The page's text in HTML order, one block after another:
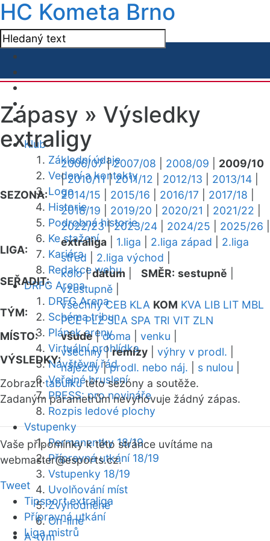
HC Kometa Brno
Klub
Základní údaje
Vedení a kontakty
Logo
Historie
Podrobná historie
Ke stažení
Kariéra
Redakce webu
DRFG Arena
DRFG Arena
Schéma tribun
Plánek areny
Virtuální prohlídka
Návštěvní řád
Veřejné bruslení
PRESS: pro novináře
Rozpis ledové plochy
Vstupenky
Permanentky 18/19
Přípravná utkání 18/19
Vstupenky 18/19
Uvolňování míst
Zvýhodněné
On-line
A-tým
Zápasy » Výsledky
extraligy
SEZONA:
2006/07|2007/08 2008/09
2009/10
|2010/11|2011/12 2012/13 2013/14
2014/15
2015/16 2016/17 2017/18
2018/19
2019/20 2020/21 2021/22
2022/23|2023/24 2024/25 2025/26
LIGA:
extraliga 1.liga 2.liga západ
2.liga
střed
2.liga východ
SEŘADIT:
kolo|datum SMĚR: sestupně
vzestupně
TÝM:
všechny CEB KLA KOM KVA LIB LIT MBL
PCE PLZ SLA SPA TRI VIT ZLN
MÍSTO:
všude|doma venku
VÝSLEDKY:
všechny|remízy výhry v prodl.
nájezdy|prodl. nebo náj. s nulou
Zobrazittabulkutéto sezóny a soutěže.
Zadaným parametrům nevyhovuje žádný zápas.
Vaše připomínky k této stránce uvítáme na
webmaster@esports.cz.
Tweet
Tipsport extraliga
Přípravná utkání
Liga mistrů